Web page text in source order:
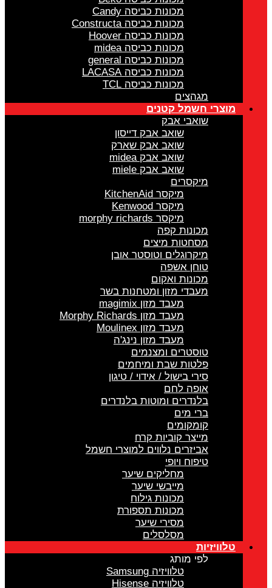
מכונות כביסה Candy
מכונות כביסה Constructa
מכונות כביסה Hoover
מכונות כביסה midea
מכונות כביסה general
מכונות כביסה LACASA
מכונות כביסה TCL
מגהצים
מוצרי חשמל קטנים
שואבי אבק
שואב אבק דייסון
שואב אבק שארק
שואב אבק midea
שואב אבק miele
מיקסרים
מיקסר KitchenAid
מיקסר Kenwood
מיקסר morphy richards
מכונות קפה
מסחטות מיצים
מיקרוגלים וטוסטר אובן
טוחן אשפה
מכונות ואקום
מעבדי מזון ומטחנות בשר
מעבד מזון magimix
מעבד מזון Morphy Richards
מעבד מזון Moulinex
מעבד מזון נינג'ה
טוסטרים ומצנמים
פלטות שבת ומיחמים
סירי בישול / אידוי / טיגון
אופה לחם
בלנדרים ומוטות בלנדרים
ברי מים
קומקומים
מייצר קוביות קרח
אביזרים נלווים למוצרי חשמל
טיפוח ויופי
מחליקים שיער
מייבשי שיער
מכונות גילוח
מכונות תספורת
מסירי שיער
מסלסלים
טלוויזיות
לפי מותג
טלוויזיה Samsung
טלוויזיה Hisense